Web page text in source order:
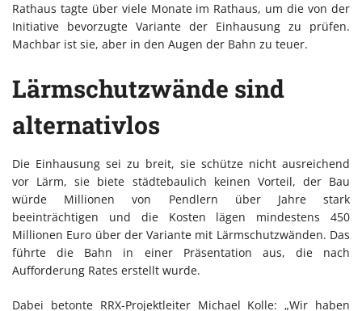
Rathaus tagte über viele Monate im Rathaus, um die von der
Initiative bevorzugte Variante der Einhausung zu prüfen.
Machbar ist sie, aber in den Augen der Bahn zu teuer.
Lärmschutzwände sind
alternativlos
Die Einhausung sei zu breit, sie schütze nicht ausreichend
vor Lärm, sie biete städtebaulich keinen Vorteil, der Bau
würde Millionen von Pendlern über Jahre stark
beeinträchtigen und die Kosten lägen mindestens 450
Millionen Euro über der Variante mit Lärmschutzwänden. Das
führte die Bahn in einer Präsentation aus, die nach
Aufforderung Rates erstellt wurde.
Dabei betonte RRX-Projektleiter Michael Kolle: „Wir haben